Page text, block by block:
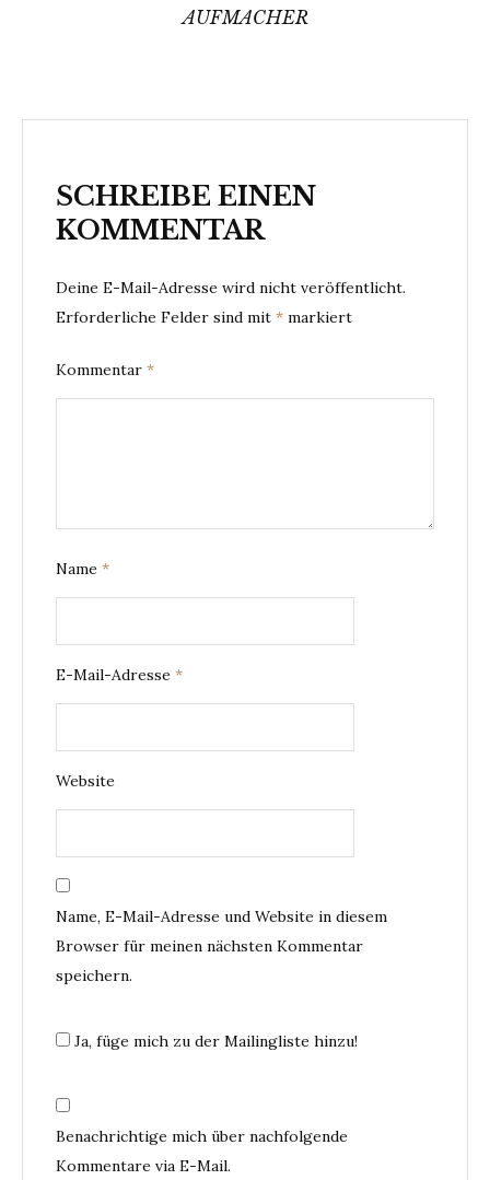
AUFMACHER
SCHREIBE EINEN
KOMMENTAR
Deine E-Mail-Adresse wird nicht veröffentlicht.
Erforderliche Felder sind mit * markiert
Kommentar *
Name *
E-Mail-Adresse *
Website
Name, E-Mail-Adresse und Website in diesem
Browser für meinen nächsten Kommentar
speichern.
Ja, füge mich zu der Mailingliste hinzu!
Benachrichtige mich über nachfolgende
Kommentare via E-Mail.